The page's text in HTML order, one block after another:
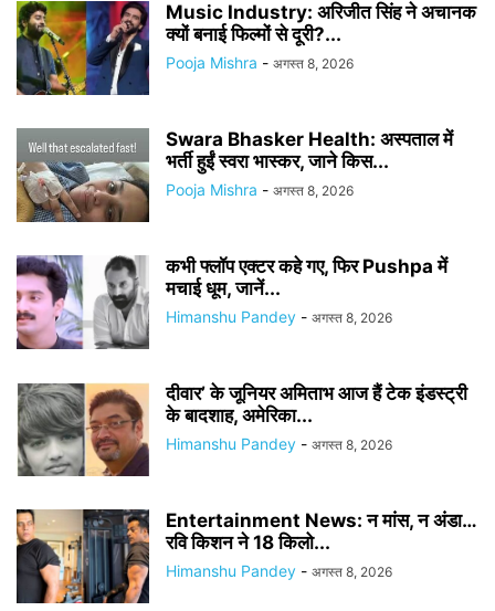
Music Industry: अरिजीत सिंह ने अचानक
क्यों बनाई फिल्मों से दूरी?...
Pooja Mishra - अगस्त 8, 2026
Swara Bhasker Health: अस्पताल में
भर्ती हुईं स्वरा भास्कर, जाने किस...
Pooja Mishra - अगस्त 8, 2026
कभी फ्लॉप एक्टर कहे गए, फिर Pushpa में
मचाई धूम, जानें...
Himanshu Pandey - अगस्त 8, 2026
दीवार’ के जूनियर अमिताभ आज हैं टेक इंडस्ट्री
के बादशाह, अमेरिका...
Himanshu Pandey - अगस्त 8, 2026
Entertainment News: न मांस, न अंडा…
रवि किशन ने 18 किलो...
Himanshu Pandey - अगस्त 8, 2026